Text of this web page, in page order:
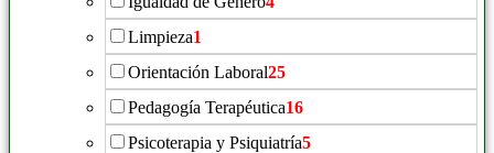
Limpieza1
Orientación Laboral25
Pedagogía Terapéutica16
Psicoterapia y Psiquiatría5